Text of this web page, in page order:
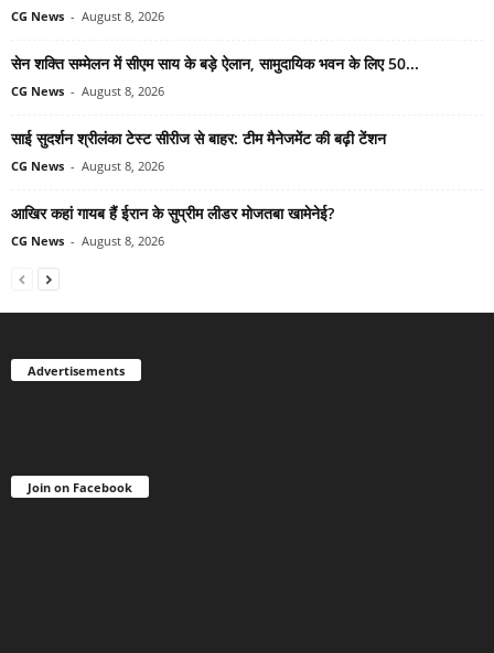
CG News - August 8, 2026
सेन शक्ति सम्मेलन में सीएम साय के बड़े ऐलान, सामुदायिक भवन के लिए 50...
CG News - August 8, 2026
साई सुदर्शन श्रीलंका टेस्ट सीरीज से बाहर: टीम मैनेजमेंट की बढ़ी टेंशन
CG News - August 8, 2026
आखिर कहां गायब हैं ईरान के सुप्रीम लीडर मोजतबा खामेनेई?
CG News - August 8, 2026
Advertisements
Join on Facebook